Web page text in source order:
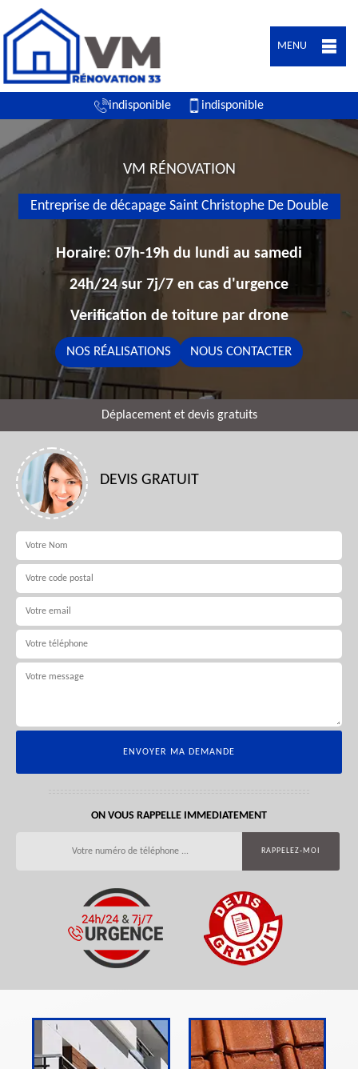
MENU
indisponible indisponible
VM RÉNOVATION
Entreprise de décapage Saint Christophe De Double
Horaire: 07h-19h du lundi au samedi
24h/24 sur 7j/7 en cas d'urgence
Verification de toiture par drone
NOS RÉALISATIONS NOUS CONTACTER
Déplacement et devis gratuits
DEVIS GRATUIT
ON VOUS RAPPELLE IMMEDIATEMENT